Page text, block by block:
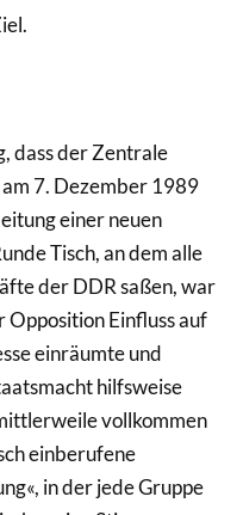
dass der Zentrale
am 7. Dezember 1989
einer neuen
Tisch, an dem alle
der DDR saßen, war
Einfluss auf
einräumte und
hilfsweise
vollkommen
einberufene
in der jede Gruppe